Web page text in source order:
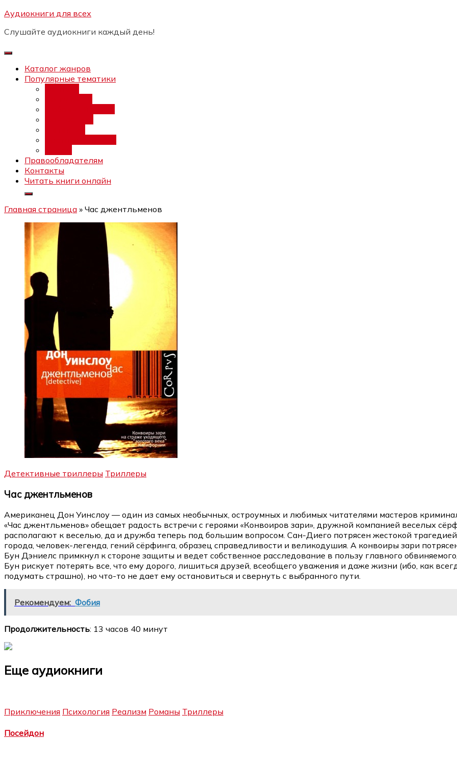
Перейти
содержимому
Аудиокниги для всех
Слушайте аудиокниги каждый день!
Каталог жанров
Популярные тематики
Правообладателям
Контакты
Читать книги онлайн
Главная страница » Час джентльменов
Детективные триллеры Триллеры
Час джентльменов
Американец Дон Уинслоу — один из самых необычных, остроумных и любимых читателями мастеров
«Час джентльменов» обещает радость встречи с героями «Конвоиров зари», дружной компанией веселых
располагают к веселью, да и дружба теперь под большим вопросом. Сан-Диего потрясен жестокой
города, человек-легенда, гений сёрфинга, образец справедливости и великодушия. А конвоиры зари
Бун Дэниелс примкнул к стороне защиты и ведет собственное расследование в пользу главного
Бун рискует потерять все, что ему дорого, лишиться друзей, всеобщего уважения и даже жизни (ибо, как
подумать страшно), но что-то не дает ему остановиться и свернуть с выбранного пути.
Рекомендуем: Фобия
Продолжительность: 13 часов 40 минут
Еще аудиокниги
Приключения Психология Реализм Романы Триллеры
Посейдон